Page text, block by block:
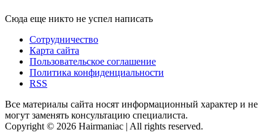
Сюда еще никто не успел написать
Сотрудничество
Карта сайта
Пользовательское соглашение
Политика конфиденциальности
RSS
Все материалы сайта носят информационный характер и не
могут заменять консультацию специалиста.
Copyright © 2026 Hairmaniac | All rights reserved.